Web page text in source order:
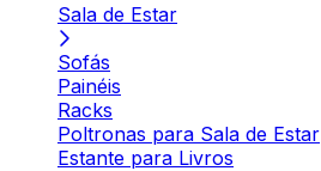
Sala de Estar
Sofás
Painéis
Racks
Poltronas para Sala de Estar
Estante para Livros